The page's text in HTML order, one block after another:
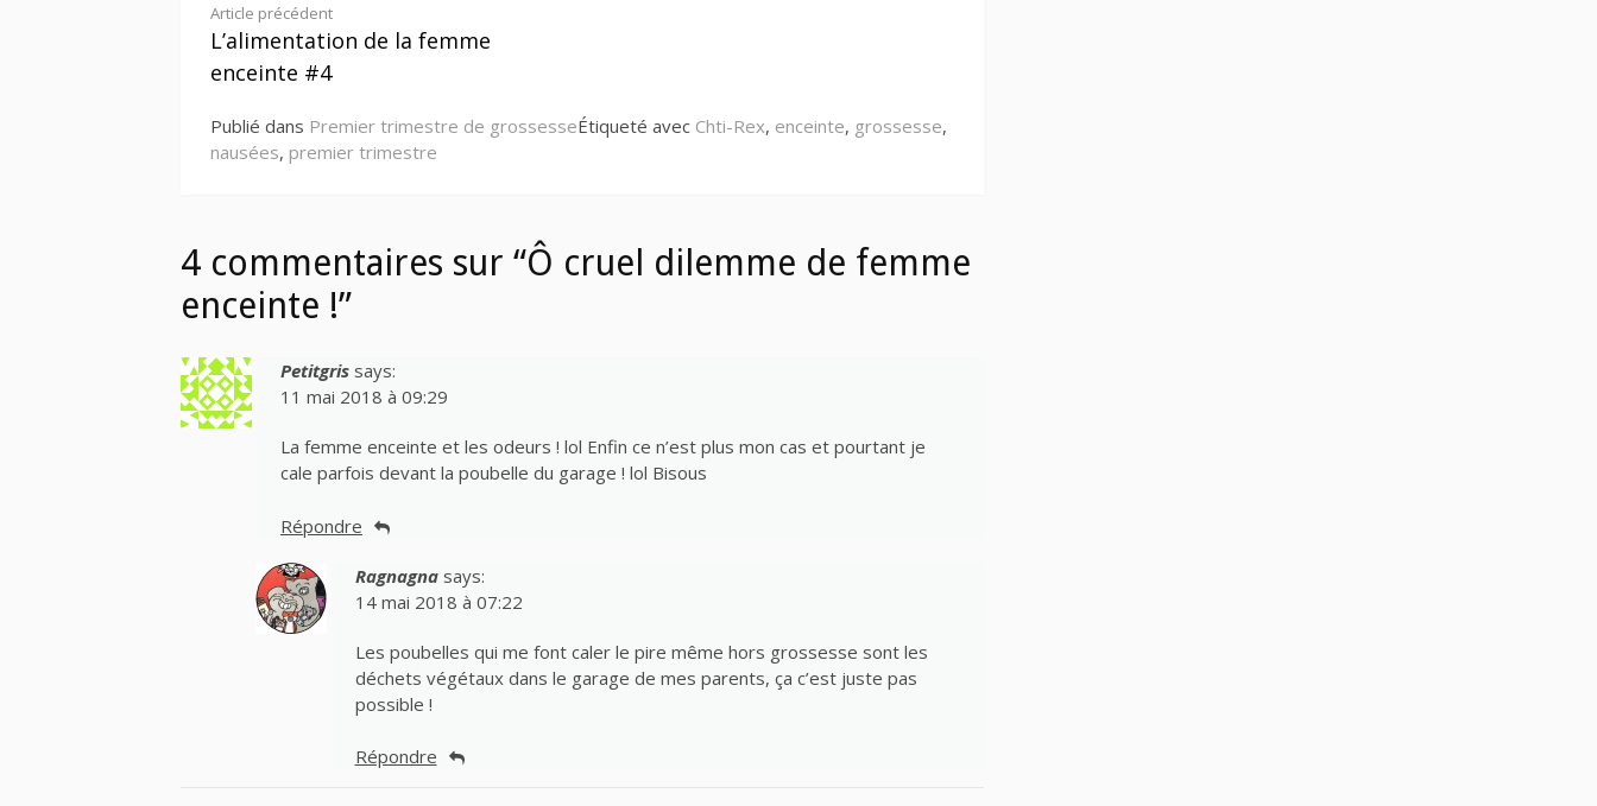
Lire
la
Article précédent
L’alimentation de la femme
enceinte #4
Publié dans Premier trimestre de grossesseÉtiqueté avec Chti-Rex, enceinte, grossesse,
nausées, premier trimestre
4 commentaires sur “Ô cruel dilemme de femme
enceinte !”
Petitgris says:
11 mai 2018 à 09:29
La femme enceinte et les odeurs ! lol Enfin ce n’est plus mon cas et pourtant je
cale parfois devant la poubelle du garage ! lol Bisous
Répondre
Ragnagna says:
14 mai 2018 à 07:22
Les poubelles qui me font caler le pire même hors grossesse sont les
déchets végétaux dans le garage de mes parents, ça c’est juste pas
possible !
Répondre